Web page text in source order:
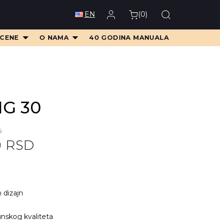
EN (0)
O NAMA 40 GODINA MANUALA
30
RSD
dizajn
kvaliteta